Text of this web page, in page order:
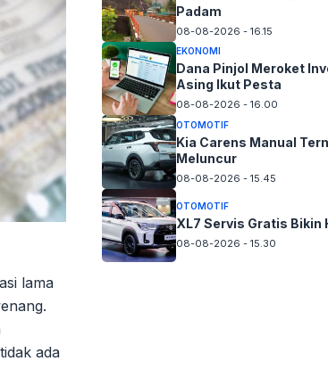
lama
ada
Padam
08-08-2026 - 16.15
EKONOMI
Dana Pinjol Meroket
Asing Ikut Pesta
08-08-2026 - 16.00
OTOMOTIF
Kia Carens Manual
Meluncur
08-08-2026 - 15.45
OTOMOTIF
XL7 Servis Gratis Bikin
08-08-2026 - 15.30